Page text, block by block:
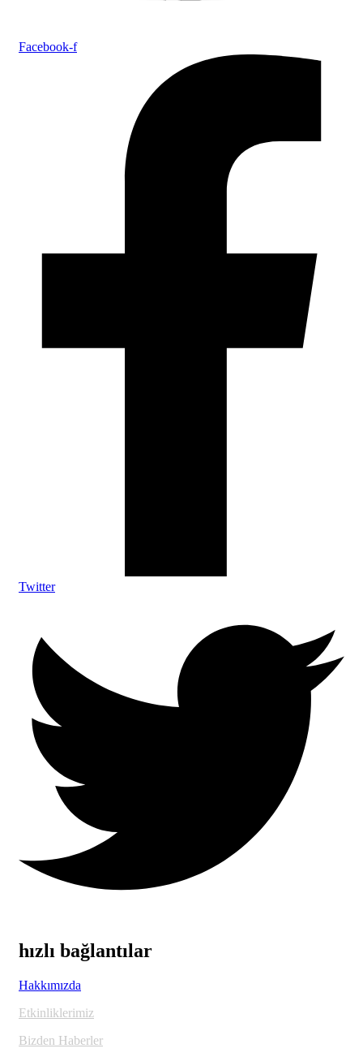
Facebook-f
Twitter
hızlı bağlantılar
Hakkımızda
Etkinliklerimiz
Bizden Haberler